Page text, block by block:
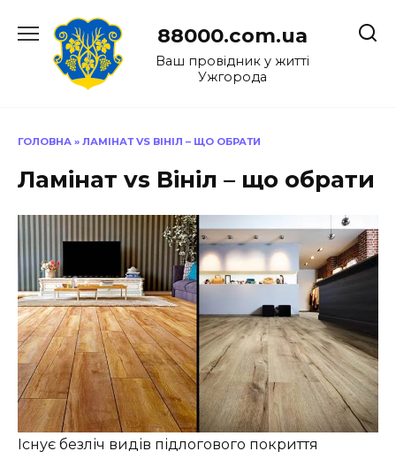
до
88000.com.ua
Ваш провідник у житті
Ужгорода
ГОЛОВНА » ЛАМІНАТ VS ВІНІЛ – ЩО ОБРАТИ
Ламінат vs Вініл – що обрати
Існує безліч видів підлогового покриття